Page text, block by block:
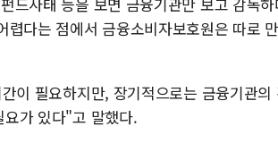
렵다는 점에서 금융소비자보호원은 따로
이 필요하지만, 장기적으로는 금융기관
가 있다"고 말했다.